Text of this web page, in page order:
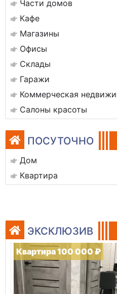
Части домов
Кафе
Магазины
Офисы
Склады
Гаражи
Коммерческая
Салоны красоты
ПОСУТОЧНО
Дом
Квартира
ЭКСКЛЮЗИВ
Квартира 100 000 ₽